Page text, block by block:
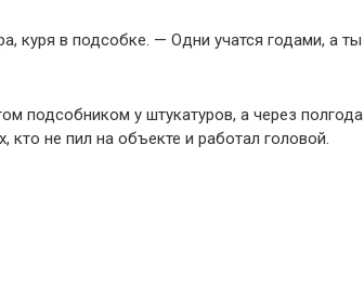
куря в подсобке. — Одни учатся годами, а ты
подсобником у штукатуров, а через полгода
кто не пил на объекте и работал головой.